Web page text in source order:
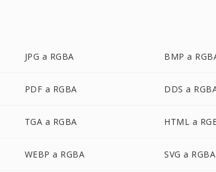
JPG a RGBA BMP a
PDF a RGBA DDS a
TGA a RGBA HTML a
WEBP a RGBA SVG a RGBA